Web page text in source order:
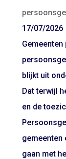
17/07/2026
blijkt uit
Dat terwijl
en de
gemeenten
gaan met